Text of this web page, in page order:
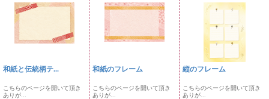
和紙と伝統柄テ...
こちらのページを開いて頂き
ありが...
和紙のフレーム
こちらのページを開いて頂き
ありが...
縦のフレーム
こちらのページを開いて頂き
ありが...